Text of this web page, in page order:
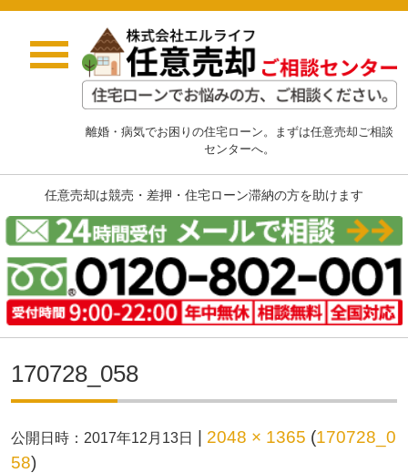
離婚・病気でお困りの住宅ローン。まずは任意売却ご相談
センターへ。
任意売却は競売・差押・住宅ローン滞納の方を助けます
170728_058
公開日時： 2017年12月13日 | 2048 × 1365 (170728_0
58)